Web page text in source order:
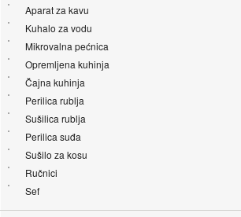
Aparat za kavu
Kuhalo za vodu
Mikrovalna pećnica
Opremljena kuhinja
Čajna kuhinja
Perilica rublja
Sušilica rublja
Perilica suđa
Sušilo za kosu
Ručnici
Sef